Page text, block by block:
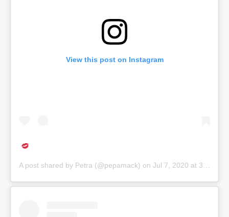
View this post on Instagram
A post shared by Petra (@pepamack) on Jul 7, 2020 at 3:32am PDT